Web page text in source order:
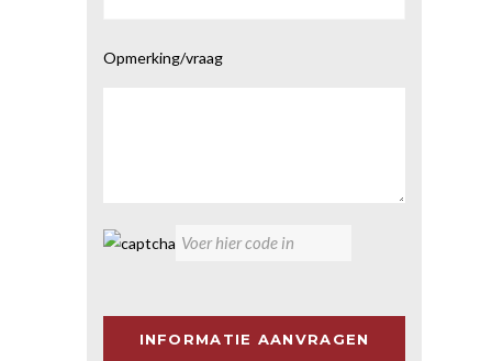
Opmerking/vraag